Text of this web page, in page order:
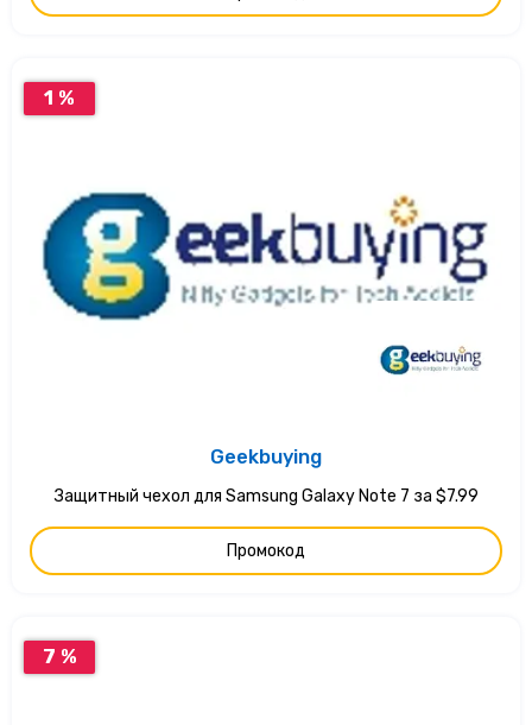
1 %
Geekbuying
Защитный чехол для Samsung Galaxy Note 7 за $7.99
Промокод
7 %